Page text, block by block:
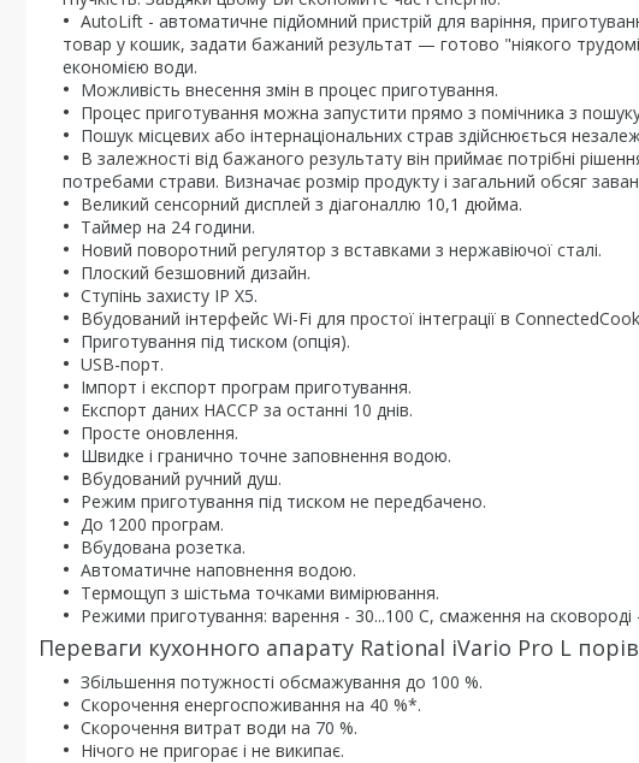
AutoLift - автоматичне підйомний пристрій для варіння,
товар у кошик, задати бажаний результат — готово "ніякого
економією води.
Можливість внесення змін в процес приготування.
Процес приготування можна запустити прямо з помічника з
Пошук місцевих або інтернаціональних страв здійснюється
В залежності від бажаного результату він приймає потрібні
потребами страви. Визначає розмір продукту і загальний обсяг
Великий сенсорний дисплей з діагоналлю 10,1 дюйма.
Таймер на 24 години.
Новий поворотний регулятор з вставками з нержавіючої сталі.
Плоский безшовний дизайн.
Ступінь захисту IP X5.
Вбудований інтерфейс Wi-Fi для простої інтеграції в
Приготування під тиском (опція).
USB-порт.
Імпорт і експорт програм приготування.
Експорт даних HACCP за останні 10 днів.
Просте оновлення.
Швидке і гранично точне заповнення водою.
Вбудований ручний душ.
Режим приготування під тиском не передбачено.
До 1200 програм.
Вбудована розетка.
Автоматичне наповнення водою.
Термощуп з шістьма точками вимірювання.
Режими приготування: варення - 30...100 С, смаження на
Переваги кухонного апарату Rational iVario Pro L
Збільшення потужності обсмажування до 100 %.
Скорочення енергоспоживання на 40 %*.
Скорочення витрат води на 70 %.
Нічого не пригорає і не википає.